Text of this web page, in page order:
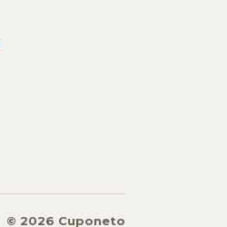
© 2026 Cuponeto